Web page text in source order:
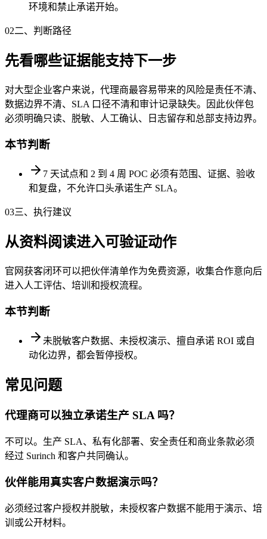
环境和禁止承诺开始。
02二、判断路径
先看哪些证据能支持下一步
对大型企业客户来说，代理商最容易带来的风险是责任不清、
数据边界不清、SLA 口径不清和审计记录缺失。因此伙伴包
必须明确只读、脱敏、人工确认、日志留存和总部支持边界。
本节判断
7 天试点和 2 到 4 周 POC 必须有范围、证据、验收
和复盘，不允许口头承诺生产 SLA。
03三、执行建议
从资料阅读进入可验证动作
官网获客闭环可以把伙伴清单作为免费资源，收集合作意向后
进入人工评估、培训和授权流程。
本节判断
未脱敏客户数据、未授权演示、擅自承诺 ROI 或自
动化边界，都会暂停授权。
常见问题
代理商可以独立承诺生产 SLA 吗？
不可以。生产 SLA、私有化部署、安全责任和商业条款必须
经过 Surinch 和客户共同确认。
伙伴能用真实客户数据演示吗？
必须经过客户授权并脱敏，未授权客户数据不能用于演示、培
训或公开材料。